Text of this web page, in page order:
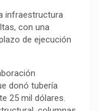
infraestructura
con una
de ejecución
donó tubería
25 mil dólares.